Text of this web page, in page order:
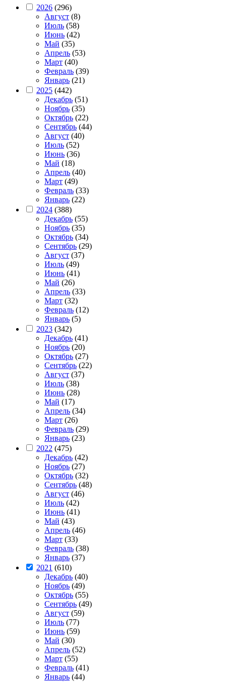
2026 (296)
Август (8)
Июль (58)
Июнь (42)
Май (35)
Апрель (53)
Март (40)
Февраль (39)
Январь (21)
2025 (442)
Декабрь (51)
Ноябрь (35)
Октябрь (22)
Сентябрь (44)
Август (40)
Июль (52)
Июнь (36)
Май (18)
Апрель (40)
Март (49)
Февраль (33)
Январь (22)
2024 (388)
Декабрь (55)
Ноябрь (35)
Октябрь (34)
Сентябрь (29)
Август (37)
Июль (49)
Июнь (41)
Май (26)
Апрель (33)
Март (32)
Февраль (12)
Январь (5)
2023 (342)
Декабрь (41)
Ноябрь (20)
Октябрь (27)
Сентябрь (22)
Август (37)
Июль (38)
Июнь (28)
Май (17)
Апрель (34)
Март (26)
Февраль (29)
Январь (23)
2022 (475)
Декабрь (42)
Ноябрь (27)
Октябрь (32)
Сентябрь (48)
Август (46)
Июль (42)
Июнь (41)
Май (43)
Апрель (46)
Март (33)
Февраль (38)
Январь (37)
2021 (610)
Декабрь (40)
Ноябрь (49)
Октябрь (55)
Сентябрь (49)
Август (59)
Июль (77)
Июнь (59)
Май (30)
Апрель (52)
Март (55)
Февраль (41)
Январь (44)